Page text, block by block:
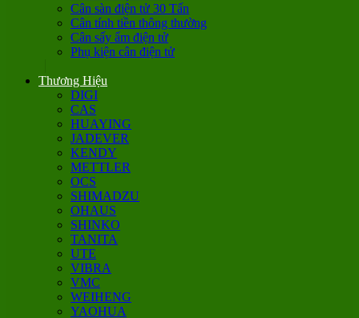
Cân sàn điện tử 30 Tấn
Cân tính tiền thông thường
Cân sấy ẩm điện tử
Phụ kiện cân điện tử
Thương Hiệu
DIGI
CAS
HUAYING
JADEVER
KENDY
METTLER
OCS
SHIMADZU
OHAUS
SHINKO
TANITA
UTE
VIBRA
VMC
WEIHENG
YAOHUA